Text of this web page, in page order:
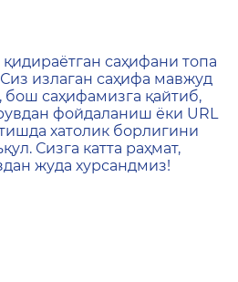
не
саҳифани топа
излаган саҳифа мавжуд
бош саҳифамизга қайтиб,
фойдаланиш ёки URL
хатолик борлигини
Сизга катта раҳмат,
жуда хурсандмиз!